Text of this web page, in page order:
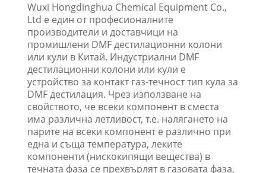
Wuxi Hongdinghua Chemical Equipment Co.,
Ltd е един от професионалните
производители и доставчици на
промишлени DMF дестилационни колони
или кули в Китай. Индустриални DMF
дестилационни колони или кули е
устройство за контакт газ-течност тип кула за
DMF дестилация. Чрез използване на
свойството, че всеки компонент в сместа
има различна летливост, т.е. налягането на
парите на всеки компонент е различно при
една и съща температура, леките
компоненти (нискокипящи вещества) в
течната фаза се прехвърлят в газовата фаза,